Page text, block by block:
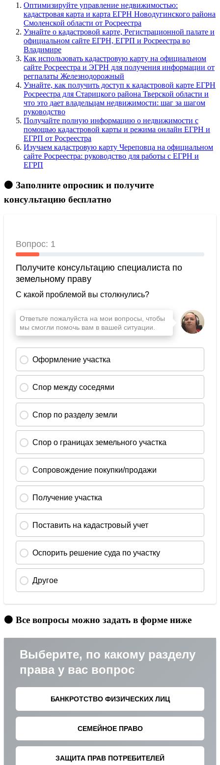
Оптимизируйте управление недвижимостью:
кадастровая карта и карта ЕГРН Новодугинского района
Смоленской области от Росреестра
Узнайте о кадастровой карте, Регистрационной палате и
официальном сайте ЕГРН, ЕГРП и Росреестра во
Владимире
Как использовать кадастровую карту на официальном
сайте Росреестра и ЭГРН для получения информации от
регпалаты Железнодорожный
Узнайте, как получить доступ к кадастровой карте ЕГРН
Росреестра для Старицкого района Тверской области и
что это дает владельцам недвижимости: шаг за шагом
руководство
Получайте полную информацию о недвижимости с
помощью кадастровой карты и режима онлайн ЕГРН и
ЕГРП от Росреестра
Изучаем кадастровую карту Череповца на официальном
сайте Росреестра: руководство для работы с ЕГРН и
ЕГРП
🟠 Заполните опросник и получите
консультацию бесплатно
🟠 Все вопросы можно задать в форме ниже